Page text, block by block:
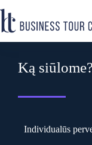
Ką siūlome?
Individualūs